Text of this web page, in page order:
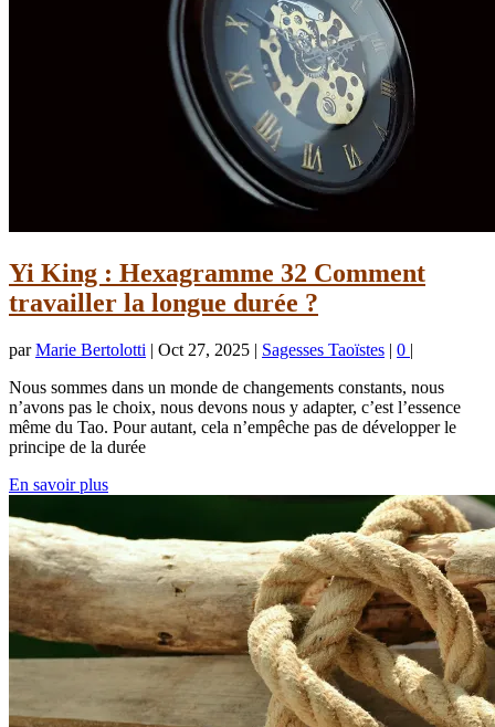
Yi King : Hexagramme 32 Comment
travailler la longue durée ?
parMarie Bertolotti | Oct 27, 2025 | Sagesses Taoïstes | 0 |
Nous sommes dans un monde de changements constants, nous
n’avons pas le choix, nous devons nous y adapter, c’est l’essence
même du Tao. Pour autant, cela n’empêche pas de développer le
principe de la durée
En savoir plus